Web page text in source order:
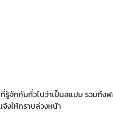
รู้จักกันทั่วไปว่าเป็นสแปม รวม
งให้ทราบล่วงหน้า